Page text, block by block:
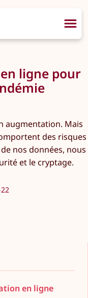
ligne pour
augmentation. Mais
des risques
nos données, nous
et le cryptage.
en ligne